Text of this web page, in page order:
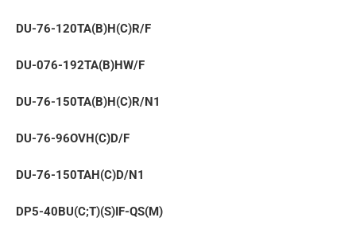
DU-76-120TA(B)H(C)R/F
DU-076-192TA(B)HW/F
DU-76-150TA(B)H(C)R/N1
DU-76-96OVH(С)D/F
DU-76-150TAH(С)D/N1
DP5-40BU(C;T)(S)IF-QS(M)